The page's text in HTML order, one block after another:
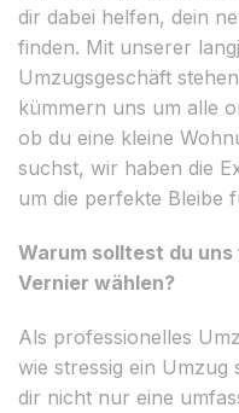
dir dabei helfen, dein
finden. Mit unserer
Umzugsgeschäft
kümmern uns um alle
ob du eine kleine
suchst, wir haben die
um die perfekte Bleibe
Warum solltest du
Vernier wählen?
Als professionelles
wie stressig ein Umzug
dir nicht nur eine